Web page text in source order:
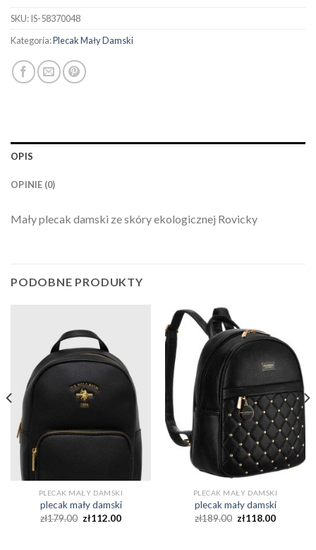
SKU:IS-58370048
Kategoria:Plecak Mały Damski
OPIS
OPINIE (0)
Mały plecak damski ze skóry ekologicznej Rovicky
PODOBNE PRODUKTY
PLECAK MAŁY DAMSKI
plecak mały damski
zł179.00 zł112.00
PLECAK MAŁY DAMSKI
plecak mały damski
zł189.00 zł118.00